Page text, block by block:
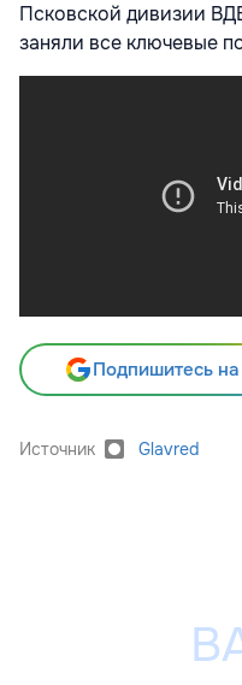
Псковской дивизии
заняли все ключевые
Подпишитесь
Источник Glavred